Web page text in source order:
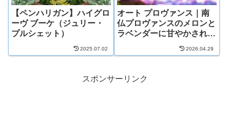
【ペンハリガン】ハイグロ
ーヴ ブーケ（ジュリー・
プルシェット）
2025.07.02
オート プロヴァンス｜南
仏プロヴァンスのメロンと
ラベンダーに甘やかされる
2026.04.29
スポンサーリンク